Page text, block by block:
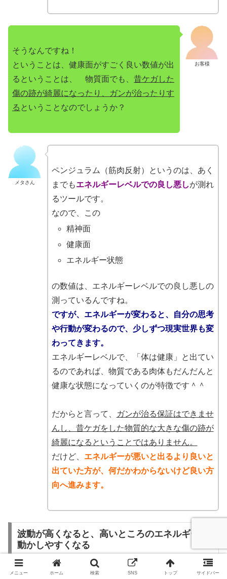
お客様
そうなんですね！
ということは、健康面がすごく良い数値が出
るということは、 物質面でも、 昔ケガした
傷の跡が綺麗になったり、ガンが治ったりす
る ということなのでしょうか？
メタさん
ペンジュラム（筋肉反射）というのは、あく
までもエネルギーレベルでの良し悪しが測れ
るツールです。
なので、この
精神面
健康面
エネルギー状態
の数値は、エネルギーレベルでの良し悪しの
測っているんですね。
ですが、エネルギーが変わると、自分の思考
や行動が変わるので、少しずつ現実世界も変
わってきます。
エネルギーレベルで、「体は健康」と出てい
るのであれば、物質である肉体もだんだんと
健康な状態になっていくのが特徴です＾＾
だからと言って、
ガンが治る保証はできませ
んし、昔ケガをした物質的な大きな傷の跡が
綺麗になるということではありません。
だけど、 エネルギーが悪いと出るより良いと
出ていた方が、何だかわからないけど良い方
向へ進みます。
波動が高くなると、高いところのエネルギーを
動かしやすくなる
当サイトのスピリチュアルスクールでは、まずペンジュラ
メニュー ホーム 検索 SNS トップ サイドバー